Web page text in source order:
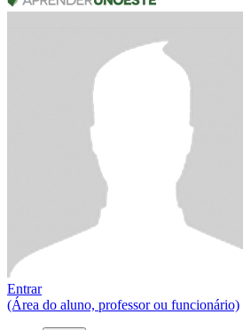
Entrar
(Área do aluno, professor ou funcionário)